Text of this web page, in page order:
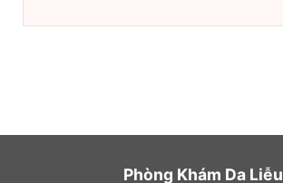
Phòng Khám Da Liễu